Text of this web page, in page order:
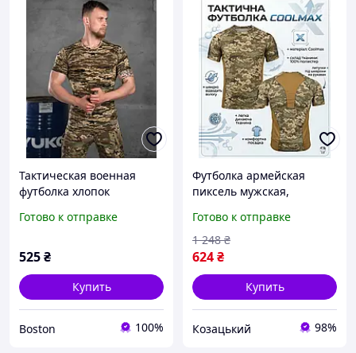
Тактическая военная
футболка хлопок
боевая футболка пиксель
Готово к отправке
525₴
Купить
Boston 100%
Футболка армейская
пиксель мужская,
влагоотводящая,
армейская дышащая
футболка пиксель L slyvk
Готово к отправке
624₴
1 248 ₴
Купить
Козацький 98%